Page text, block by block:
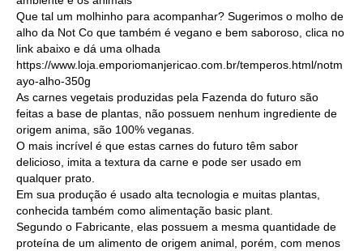
Que tal um molhinho para acompanhar? Sugerimos o molho de
alho da Not Co que também é vegano e bem saboroso, clica no
link abaixo e dá uma olhada
https://www.loja.emporiomanjericao.com.br/temperos.html/notm
ayo-alho-350g
As carnes vegetais produzidas pela Fazenda do futuro são
feitas a base de plantas, não possuem nenhum ingrediente de
origem anima, são 100% veganas.
O mais incrível é que estas carnes do futuro têm sabor
delicioso, imita a textura da carne e pode ser usado em
qualquer prato.
Em sua produção é usado alta tecnologia e muitas plantas,
conhecida também como alimentação basic plant.
Segundo o Fabricante, elas possuem a mesma quantidade de
proteína de um alimento de origem animal, porém, com menos